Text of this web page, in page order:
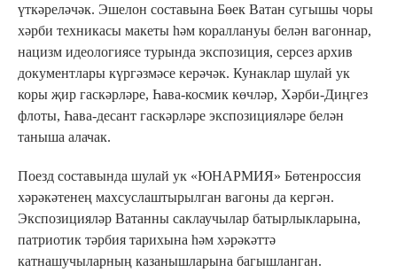
үткәреләчәк. Эшелон составына Бөек Ватан сугышы чоры
хәрби техникасы макеты һәм кораллануы белән вагоннар,
нацизм идеологиясе турында экспозиция, серсез архив
документлары күргәзмәсе керәчәк. Кунаклар шулай ук
коры җир гаскәрләре, Һава-космик көчләр, Хәрби-Диңгез
флоты, Һава-десант гаскәрләре экспозицияләре белән
таныша алачак.
Поезд составында шулай ук «ЮНАРМИЯ» Бөтенроссия
хәрәкәтенең махсуслаштырылган вагоны да кергән.
Экспозицияләр Ватанны саклаучылар батырлыкларына,
патриотик тәрбия тарихына һәм хәрәкәттә
катнашучыларның казанышларына багышланган.